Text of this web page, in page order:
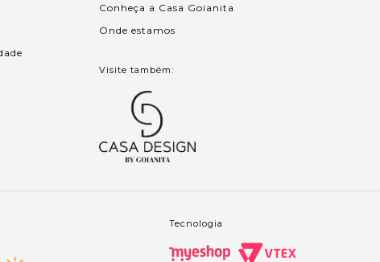
Conheça a Casa Goianita
Onde estamos
Visite também:
Tecnologia